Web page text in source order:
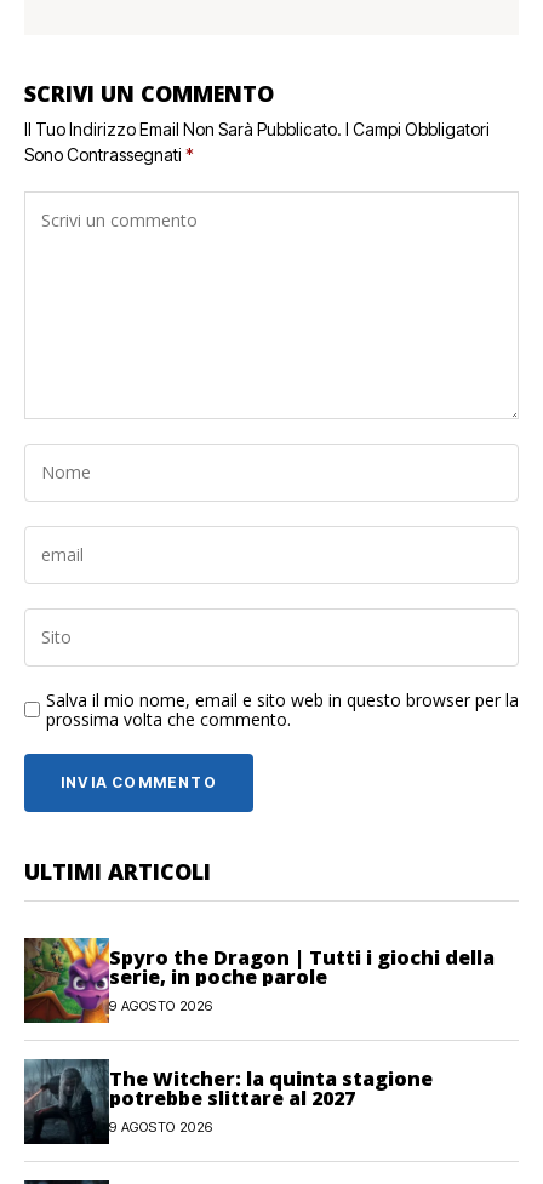
SCRIVI UN COMMENTO
Il Tuo Indirizzo Email Non Sarà Pubblicato. I Campi Obbligatori
Sono Contrassegnati *
Salva il mio nome, email e sito web in questo browser per la
prossima volta che commento.
ULTIMI ARTICOLI
Spyro the Dragon | Tutti i giochi della
serie, in poche parole
9 AGOSTO 2026
The Witcher: la quinta stagione
potrebbe slittare al 2027
9 AGOSTO 2026